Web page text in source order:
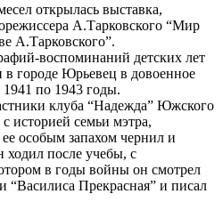
открылась выставка,
А.Тарковского “Мир
А.Тарковского”.
воспоминаний детских лет
городе Юрьевец в довоенное
по 1943 годы.
клуба “Надежда” Южского
историей семьи мэтра,
особым запахом чернил и
ходил после учебы, с
в годы войны он смотрел
Прекрасная” и писал